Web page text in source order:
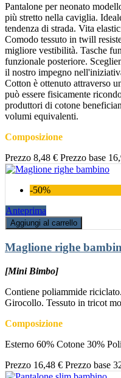
Pantalone per neonato
più stretto nella caviglia.
tendenza di strada. Vita
Comodo tessuto in twill
migliore vestibilità. Tasche
funzionale posteriore.
il nostro impegno
Cotton è ottenuto attraverso
può essere fisicamente
produttori di cotone
volumi equivalenti.
Composizione
Prezzo 8,48 € Prezzo base
-50%
Anteprima
Aggiungi al carrello
Maglione righe
[Mini Bimbo]
Contiene poliammide
Girocollo. Tessuto in tricot
Composizione
Esterno 60% Cotone 30%
Prezzo 16,48 € Prezzo base